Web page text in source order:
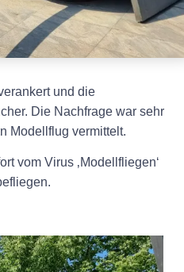
und die
Die Nachfrage war sehr
Modellflug vermittelt.
vom Virus ‚Modellfliegen‘